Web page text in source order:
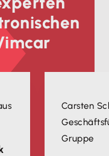
Carsten
Gruppe